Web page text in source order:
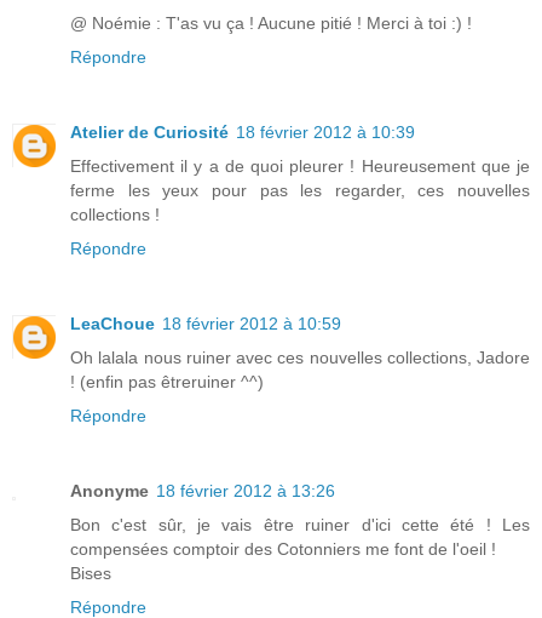
@ Noémie : T'as vu ça ! Aucune pitié ! Merci à toi :) !
Répondre
Atelier de Curiosité 18 février 2012 à 10:39
Effectivement il y a de quoi pleurer ! Heureusement que je
ferme les yeux pour pas les regarder, ces nouvelles
collections !
Répondre
LeaChoue 18 février 2012 à 10:59
Oh lalala nous ruiner avec ces nouvelles collections, Jadore
! (enfin pas êtreruiner ^^)
Répondre
Anonyme 18 février 2012 à 13:26
Bon c'est sûr, je vais être ruiner d'ici cette été ! Les
compensées comptoir des Cotonniers me font de l'oeil !
Bises
Répondre